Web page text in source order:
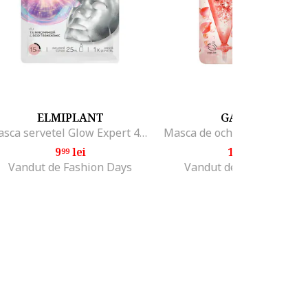
un
si
ELMIPLANT
Masca servetel Glow Expert 4D impregnata cu ser, 1buc
999lei
Vandut de Fashion Days
GARNIER
12
Vandut de Fashion Days